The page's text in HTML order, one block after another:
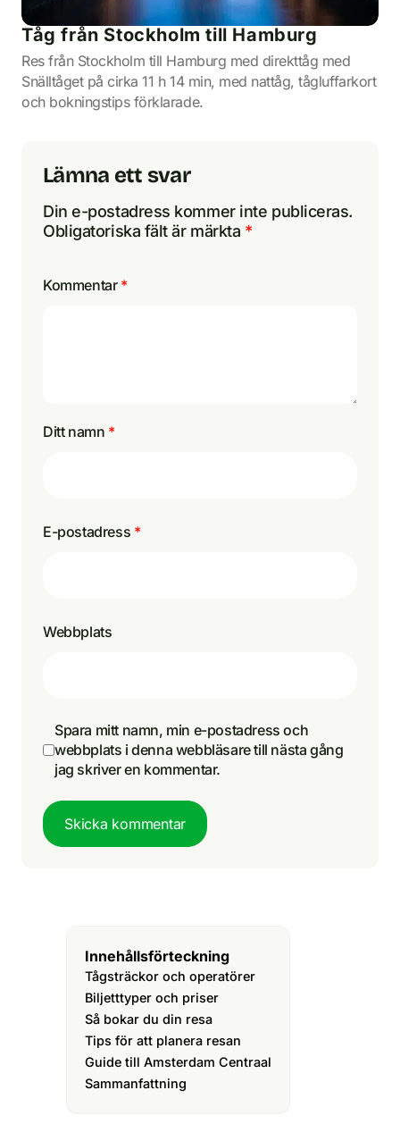
Tåg från Stockholm till Hamburg
Res från Stockholm till Hamburg med direkttåg med
Snälltåget på cirka 11 h 14 min, med nattåg, tågluffarkort
och bokningstips förklarade.
Lämna ett svar
Din e-postadress kommer inte publiceras.
Obligatoriska fält är märkta *
Kommentar *
Ditt namn *
E-postadress *
Webbplats
Spara mitt namn, min e-postadress och
webbplats i denna webbläsare till nästa gång
jag skriver en kommentar.
Skicka kommentar
Innehållsförteckning
Tågsträckor och operatörer
Biljetttyper och priser
Så bokar du din resa
Tips för att planera resan
Guide till Amsterdam Centraal
Sammanfattning